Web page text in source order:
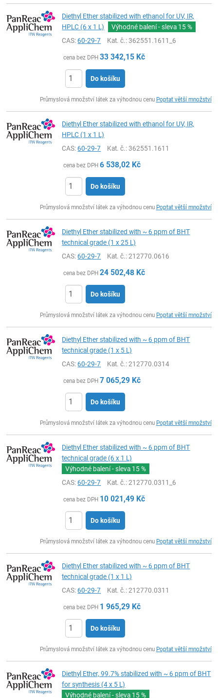
Diethyl Ether stabilized with ethanol for UV, IR,
HPLC (6 x 1 L)
Výhodné balení - sleva 15 %
CAS:60-29-7 Kat. č.: 362551.1611_6
cena bez DPH 33 342,15 Kč
Do košíku
Průmyslová množství látek za výhodnou cenu Poptat větší množství
Diethyl Ether stabilized with ethanol for UV, IR,
HPLC (1 x 1 L)
CAS:60-29-7 Kat. č.: 362551.1611
cena bez DPH 6 538,02 Kč
Do košíku
Průmyslová množství látek za výhodnou cenu Poptat větší množství
Diethyl Ether stabilized with ~ 6 ppm of BHT
technical grade (1 x 25 L)
CAS:60-29-7 Kat. č.: 212770.0616
cena bez DPH 24 502,48 Kč
Do košíku
Průmyslová množství látek za výhodnou cenu Poptat větší množství
Diethyl Ether stabilized with ~ 6 ppm of BHT
technical grade (1 x 5 L)
CAS:60-29-7 Kat. č.: 212770.0314
cena bez DPH 7 065,29 Kč
Do košíku
Průmyslová množství látek za výhodnou cenu Poptat větší množství
Diethyl Ether stabilized with ~ 6 ppm of BHT
technical grade (6 x 1 L)
Výhodné balení - sleva 15 %
CAS:60-29-7 Kat. č.: 212770.0311_6
cena bez DPH 10 021,49 Kč
Do košíku
Průmyslová množství látek za výhodnou cenu Poptat větší množství
Diethyl Ether stabilized with ~ 6 ppm of BHT
technical grade (1 x 1 L)
CAS:60-29-7 Kat. č.: 212770.0311
cena bez DPH 1 965,29 Kč
Do košíku
Průmyslová množství látek za výhodnou cenu Poptat větší množství
Diethyl Ether, 99.7% stabilized with ~ 6 ppm of BHT
for synthesis (4 x 5 L)
Výhodné balení - sleva 15 %